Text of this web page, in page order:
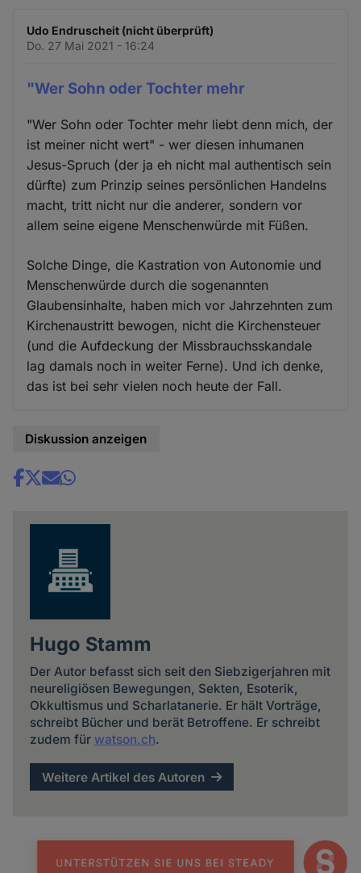
Udo Endruscheit (nicht überprüft)
Do. 27 Mai 2021 - 16:24
"Wer Sohn oder Tochter mehr
"Wer Sohn oder Tochter mehr liebt denn mich, der
ist meiner nicht wert" - wer diesen inhumanen
Jesus-Spruch (der ja eh nicht mal authentisch sein
dürfte) zum Prinzip seines persönlichen Handelns
macht, tritt nicht nur die anderer, sondern vor
allem seine eigene Menschenwürde mit Füßen.
Solche Dinge, die Kastration von Autonomie und
Menschenwürde durch die sogenannten
Glaubensinhalte, haben mich vor Jahrzehnten zum
Kirchenaustritt bewogen, nicht die Kirchensteuer
(und die Aufdeckung der Missbrauchsskandale
lag damals noch in weiter Ferne). Und ich denke,
das ist bei sehr vielen noch heute der Fall.
Diskussion anzeigen
Share
Hugo Stamm
Der Autor befasst sich seit den Siebzigerjahren mit
neureligiösen Bewegungen, Sekten, Esoterik,
Okkultismus und Scharlatanerie. Er hält Vorträge,
schreibt Bücher und berät Betroffene. Er schreibt
zudem für watson.ch.
Weitere Artikel des Autoren